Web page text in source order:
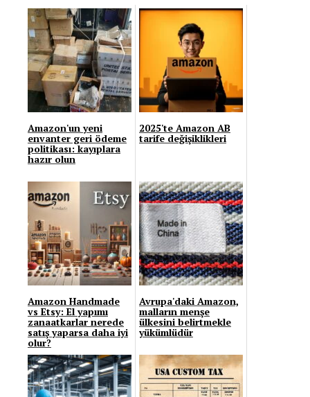
Amazon'un yeni
envanter geri ödeme
politikası: kayıplara
hazır olun
2025'te Amazon AB
tarife değişiklikleri
Amazon Handmade
vs Etsy: El yapımı
zanaatkarlar nerede
satış yaparsa daha iyi
olur?
Avrupa'daki Amazon,
malların menşe
ülkesini belirtmekle
yükümlüdür